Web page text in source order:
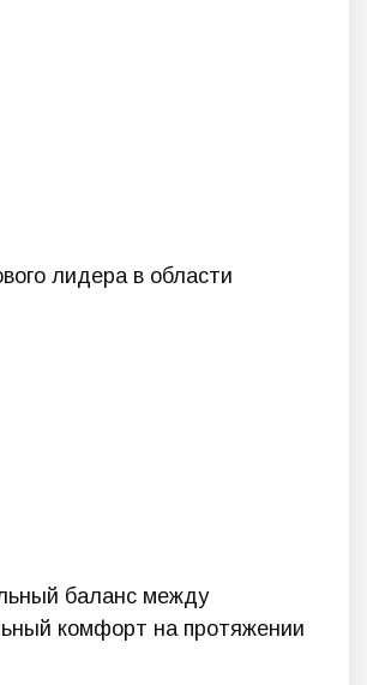
лидера в области
баланс между
комфорт на протяжении